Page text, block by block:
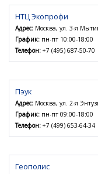
НТЦ Экопрофи
Адрес: Москва, ул. 3-я
График: пн-пт 10:00-18:00
Телефон: +7 (495) 687-50-70
Пэук
Адрес: Москва, ул. 2-я
График: пн-пт 09:00-18:00
Телефон: +7 (499) 653-64-34
Геополис